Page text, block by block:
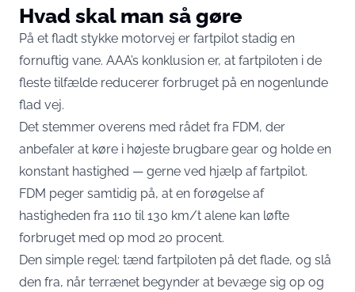
Hvad skal man så gøre
På et fladt stykke motorvej er fartpilot stadig en
fornuftig vane. AAA’s konklusion er, at fartpiloten i de
fleste tilfælde reducerer forbruget på en nogenlunde
flad vej.
Det stemmer overens med rådet fra FDM, der
anbefaler at køre i højeste brugbare gear og holde en
konstant hastighed — gerne ved hjælp af fartpilot.
FDM peger samtidig på, at en forøgelse af
hastigheden fra 110 til 130 km/t alene kan løfte
forbruget med op mod 20 procent.
Den simple regel: tænd fartpiloten på det flade, og slå
den fra, når terrænet begynder at bevæge sig op og